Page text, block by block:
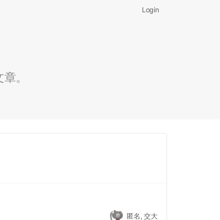
Login
。
匿名, 交大